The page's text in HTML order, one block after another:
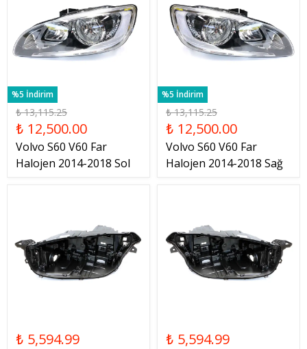
%5 İndirim
₺ 13,115.25
₺ 12,500.00
Volvo S60 V60 Far
Halojen 2014-2018 Sol
%5 İndirim
₺ 13,115.25
₺ 12,500.00
Volvo S60 V60 Far
Halojen 2014-2018 Sağ
₺ 5,594.99 ₺ 5,594.99